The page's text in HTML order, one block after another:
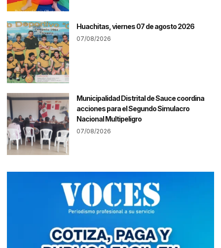
Huachitas, viernes 07 de agosto 2026
07/08/2026
Municipalidad Distrital de Sauce coordina
acciones para el Segundo Simulacro
Nacional Multipeligro
07/08/2026